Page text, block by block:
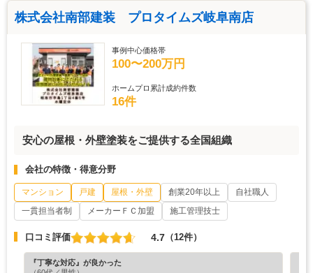
株式会社南部建装 プロタイムズ岐阜南店
事例中心価格帯
100〜200万円
ホームプロ累計成約件数
16件
安心の屋根・外壁塗装をご提供する全国組織
会社の特徴・得意分野
マンション 戸建 屋根・外壁 創業20年以上
自社職人
一貫担当者制
メーカーＦＣ加盟 施工管理技士
口コミ評価 4.7 （12件）
『丁寧な対応』が良かった